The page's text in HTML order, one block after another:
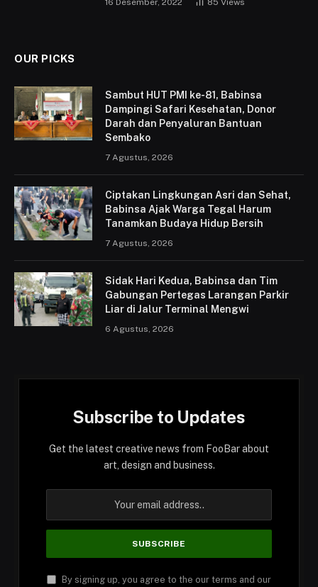
16 Desember, 2022 85 Views
OUR PICKS
Sambut HUT PMI ke-81, Babinsa
Dampingi Safari Kesehatan, Donor
Darah dan Penyaluran Bantuan
Sembako
7 Agustus, 2026
Ciptakan Lingkungan Asri dan Sehat,
Babinsa Ajak Warga Tegal Harum
Tanamkan Budaya Hidup Bersih
7 Agustus, 2026
Sidak Hari Kedua, Babinsa dan Tim
Gabungan Pertegas Larangan Parkir
Liar di Jalur Terminal Mengwi
6 Agustus, 2026
Subscribe to Updates
Get the latest creative news from FooBar about
art, design and business.
By signing up, you agree to the our terms and our